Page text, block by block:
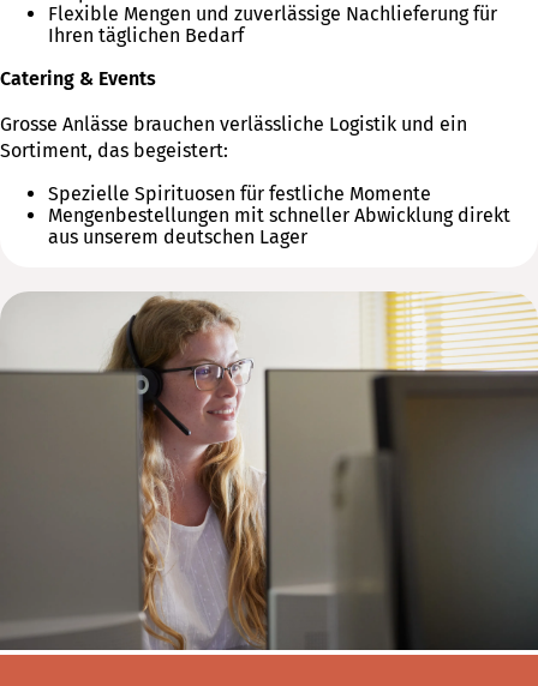
Flexible Mengen und zuverlässige Nachlieferung für
Ihren täglichen Bedarf
Catering & Events
Grosse Anlässe brauchen verlässliche Logistik und ein
Sortiment, das begeistert:
Spezielle Spirituosen für festliche Momente
Mengenbestellungen mit schneller Abwicklung direkt
aus unserem deutschen Lager